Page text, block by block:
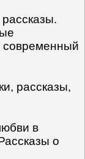
современный
рассказы,
в
о